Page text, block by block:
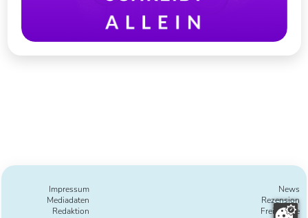
Impressum
Mediadaten
Redaktion
News
Rezension
Freie Texte